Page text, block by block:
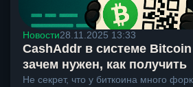
Новости28.11.2025 13:33
CashAddr в системе Bitcoin
зачем нужен, как получить
Не секрет, что у биткоина много